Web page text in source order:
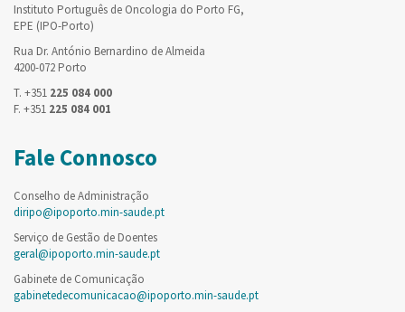
Instituto Português de Oncologia do Porto FG,
EPE (IPO-Porto)
Rua Dr. António Bernardino de Almeida
4200-072 Porto
T. +351 225 084 000
F. +351 225 084 001
Fale Connosco
Conselho de Administração
diripo@ipoporto.min-saude.pt
Serviço de Gestão de Doentes
geral@ipoporto.min-saude.pt
Gabinete de Comunicação
gabinetedecomunicacao@ipoporto.min-saude.pt